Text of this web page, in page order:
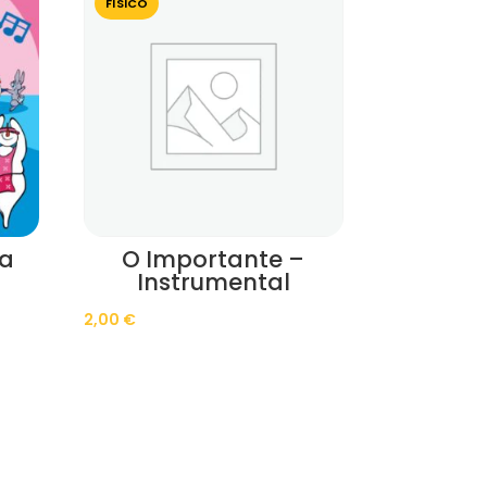
FÍSICO
O Importante –
Instrumental
2,00 €